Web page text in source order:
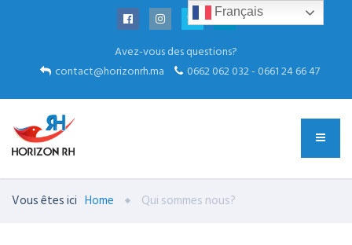
Avez-vous des questions?
contact@horizonrh.ma
0662 062 032 - 0661 24 66 47
Vous êtes ici Home Qui sommes nous?
Français